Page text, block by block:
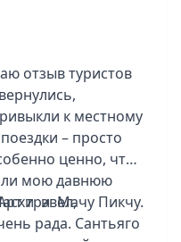
отзыв туристов
к местному
– просто
ценно, что
мою давнюю
и Мачу Пикчу.
рада. Сантьяго
трэвел,